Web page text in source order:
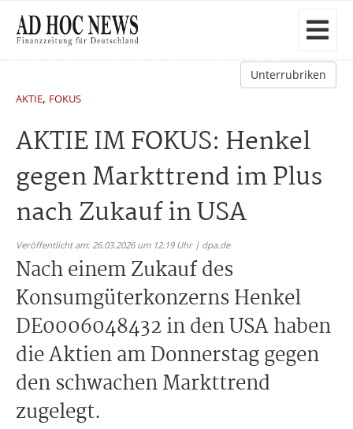
Unterrubriken
AKTIE, FOKUS
AKTIE IM FOKUS: Henkel
gegen Markttrend im Plus
nach Zukauf in USA
Veröffentlicht am: 26.03.2026 um 12:19 Uhr | dpa.de
Nach einem Zukauf des
Konsumgüterkonzerns Henkel
DE0006048432 in den USA haben
die Aktien am Donnerstag gegen
den schwachen Markttrend
zugelegt.